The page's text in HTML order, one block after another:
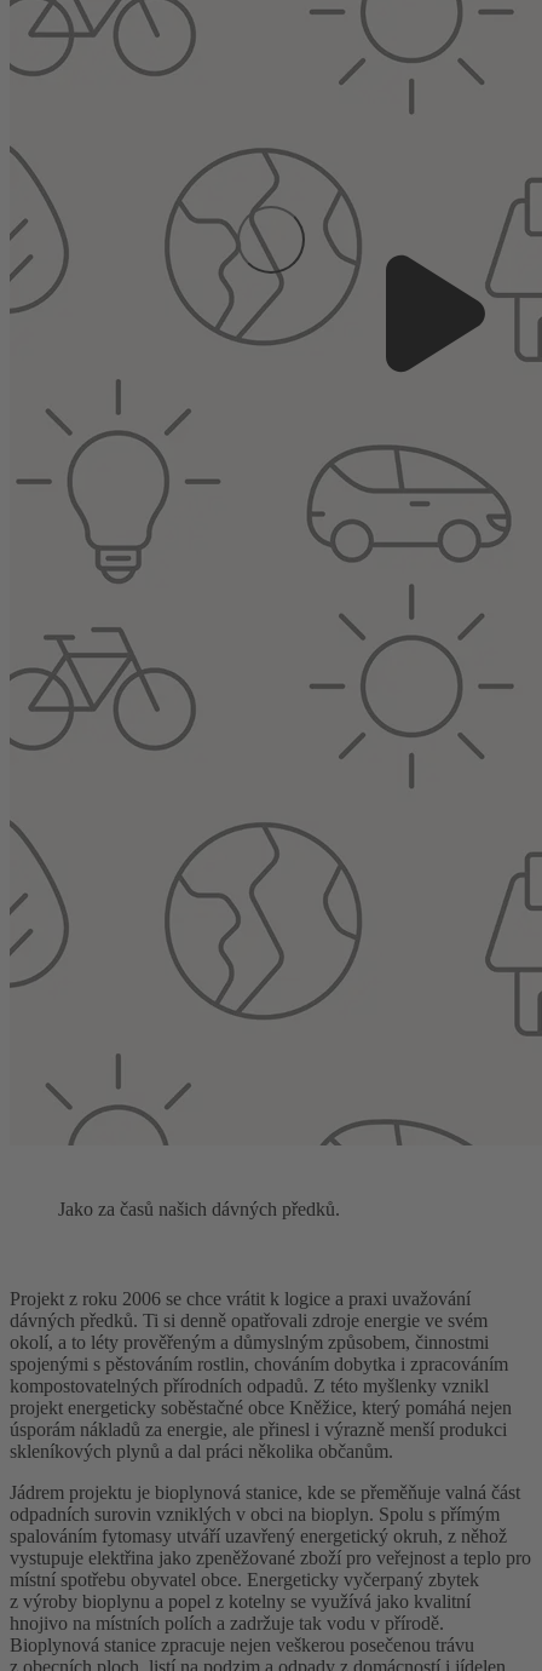
Jako za časů našich dávných předků.
Projekt z roku 2006 se chce vrátit k logice a praxi uvažování
dávných předků. Ti si denně opatřovali zdroje energie ve svém
okolí, a to léty prověřeným a důmyslným způsobem, činnostmi
spojenými s pěstováním rostlin, chováním dobytka i zpracováním
kompostovatelných přírodních odpadů. Z této myšlenky vznikl
projekt energeticky soběstačné obce Kněžice, který pomáhá nejen
úsporám nákladů za energie, ale přinesl i výrazně menší produkci
skleníkových plynů a dal práci několika občanům.
Jádrem projektu je bioplynová stanice, kde se přeměňuje valná část
odpadních surovin vzniklých v obci na bioplyn. Spolu s přímým
spalováním fytomasy utváří uzavřený energetický okruh, z něhož
vystupuje elektřina jako zpeněžované zboží pro veřejnost a teplo pro
místní spotřebu obyvatel obce. Energeticky vyčerpaný zbytek
z výroby bioplynu a popel z kotelny se využívá jako kvalitní
hnojivo na místních polích a zadržuje tak vodu v přírodě.
Bioplynová stanice zpracuje nejen veškerou posečenou trávu